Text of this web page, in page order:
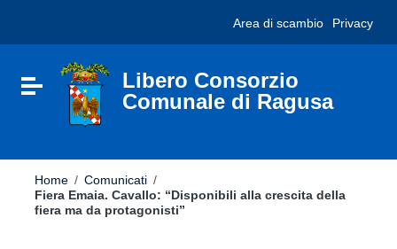
sito
include
Vai al footer
Area di scambio Privacy
Attiva / disattiva la navigazione
Libero Consorzio
Comunale di Ragusa
Home / Comunicati /
Fiera Emaia. Cavallo: “Disponibili alla crescita della
fiera ma da protagonisti”